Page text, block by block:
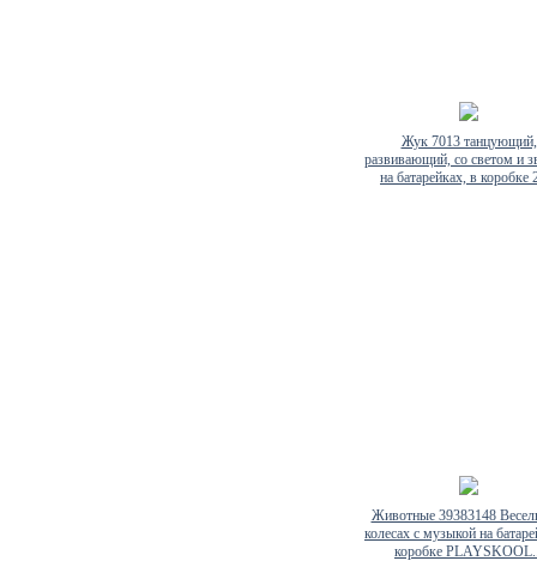
Жук 7013 танцующий,
развивающий, со светом и
на батарейках, в коробке
Животные 39383148
колесах с музыкой на
коробке